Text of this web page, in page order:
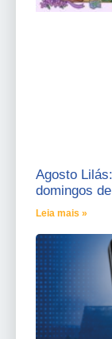
Agosto
domingos
Leia mais »